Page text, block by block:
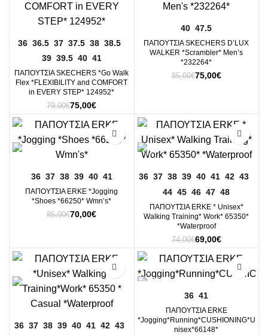
36 36.5 37 37.5 38 38.5
39 39.5 40 41
ΠΑΠΟΥΤΣΙΑ SKECHERS *Go Walk
Flex *FLEXIBILITY and COMFORT
in EVERY STEP* 124952*
79,00€Original
price
was:
79,00€.
75,00€Η
τρέχουσα
τιμή
είναι:
40 47.5
ΠΑΠΟΥΤΣΙΑ SKECHERS D’LUX
WALKER *Scrambler* Μen’s
*232264*
85,00€Original
75,00€Η
75,00€.
36 37 38 39 40 41
ΠΑΠΟΥΤΣΙΑ ERKE *Jogging
*Shoes *66250* Wmn’s*
85,00€Original
85,00€.
70,00€Η
είναι:
70,00€.
36 37 38 39 40 41 42 43
44 45 46 47 48
ΠΑΠΟΥΤΣΙA ERKE * Unisex*
Walking Training* Work* 65350*
*Waterproof
74,00€Original
price
was:
74,00€.
69,00€Η
τρέχουσα
τιμή
είναι:
36 37 38 39 40 41 42 43
36 41
ΠΑΠΟΥΤΣΙΑ ERKE
*Jogging*Running*CUSHIONING*U
nisex*66148*